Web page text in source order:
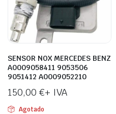
SENSOR NOX MERCEDES BENZ
A0009058411 9053506
9051412 A0009052210
150,00 €+ IVA
Agotado